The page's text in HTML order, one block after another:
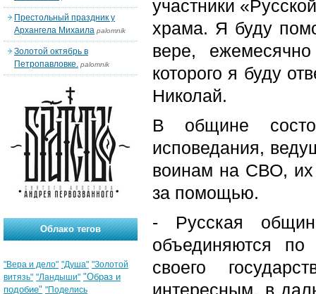
участники
храма. Я буду
вере,
которого я буду
Николай.
В общине
исповедания,
воинам на СВО, их
за помощью.
- Русская
объединяются по
своего
интересным, в
Престольный праздник у
Архангела Михаила palomnik
Золотой октябрь в
Петропавловке. palomnik
Облако тегов
"Вера и дело" "Душа" "Золотой
витязь" "Ландыши" "Образ и
подобие" "Поделись